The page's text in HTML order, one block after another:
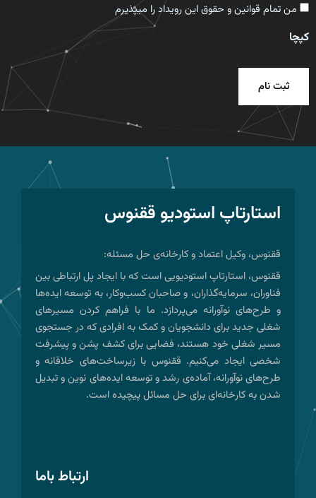
من تمام قوانین و حقوق این رویداد را میپذیرم
کپچا
استارتاپ استودیو ققنوس
ققنوس، وکیل اعتماد و کارخانه‌ی حل مسئله:
ققنوس، استارتاپ استودیویی است که با ایجاد پل ارتباطی بین
فناوران، سرمایه‌گذاران، و صاحبان کسب‌وکار، به توسعه ایده‌ها
و طرح‌های نوآورانه می‌پردازد. ما با فراهم کردن مسیرهای
شغلی جدید برای دانشجویان و کمک به افرادی که در جستجوی
مسیر شغلی خود هستند، فضایی برای کشف پشن و پیشرفت
شخصی ایجاد می‌کنیم. ققنوس با زیرساخت‌های خلاقانه و
طرح‌های نوآورانه، آماده‌ی رشد و توسعه ایده‌های نوین و تبدیل
شدن به کارخانه‌ای برای حل مسائل پیچیده است.
ارتباط باما